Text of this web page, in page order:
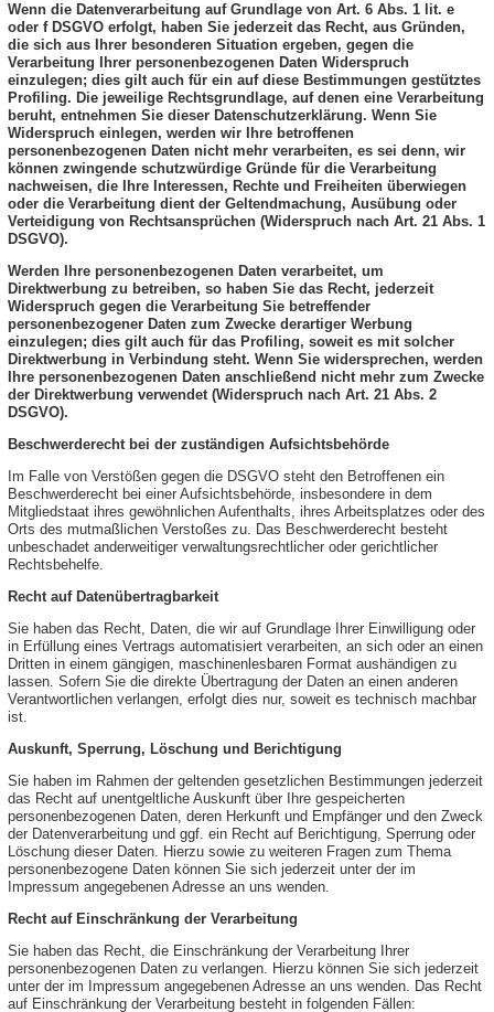
Wenn die Datenverarbeitung auf Grundlage von Art. 6 Abs. 1 lit. e
oder f DSGVO erfolgt, haben Sie jederzeit das Recht, aus Gründen,
die sich aus Ihrer besonderen Situation ergeben, gegen die
Verarbeitung Ihrer personenbezogenen Daten Widerspruch
einzulegen; dies gilt auch für ein auf diese Bestimmungen gestütztes
Profiling. Die jeweilige Rechtsgrundlage, auf denen eine Verarbeitung
beruht, entnehmen Sie dieser Datenschutzerklärung. Wenn Sie
Widerspruch einlegen, werden wir Ihre betroffenen
personenbezogenen Daten nicht mehr verarbeiten, es sei denn, wir
können zwingende schutzwürdige Gründe für die Verarbeitung
nachweisen, die Ihre Interessen, Rechte und Freiheiten überwiegen
oder die Verarbeitung dient der Geltendmachung, Ausübung oder
Verteidigung von Rechtsansprüchen (Widerspruch nach Art. 21 Abs. 1
DSGVO).
Werden Ihre personenbezogenen Daten verarbeitet, um
Direktwerbung zu betreiben, so haben Sie das Recht, jederzeit
Widerspruch gegen die Verarbeitung Sie betreffender
personenbezogener Daten zum Zwecke derartiger Werbung
einzulegen; dies gilt auch für das Profiling, soweit es mit solcher
Direktwerbung in Verbindung steht. Wenn Sie widersprechen, werden
Ihre personenbezogenen Daten anschließend nicht mehr zum Zwecke
der Direktwerbung verwendet (Widerspruch nach Art. 21 Abs. 2
DSGVO).
Beschwerderecht bei der zuständigen Aufsichtsbehörde
Im Falle von Verstößen gegen die DSGVO steht den Betroffenen ein
Beschwerderecht bei einer Aufsichtsbehörde, insbesondere in dem
Mitgliedstaat ihres gewöhnlichen Aufenthalts, ihres Arbeitsplatzes oder des
Orts des mutmaßlichen Verstoßes zu. Das Beschwerderecht besteht
unbeschadet anderweitiger verwaltungsrechtlicher oder gerichtlicher
Rechtsbehelfe.
Recht auf Datenübertragbarkeit
Sie haben das Recht, Daten, die wir auf Grundlage Ihrer Einwilligung oder
in Erfüllung eines Vertrags automatisiert verarbeiten, an sich oder an einen
Dritten in einem gängigen, maschinenlesbaren Format aushändigen zu
lassen. Sofern Sie die direkte Übertragung der Daten an einen anderen
Verantwortlichen verlangen, erfolgt dies nur, soweit es technisch machbar
ist.
Auskunft, Sperrung, Löschung und Berichtigung
Sie haben im Rahmen der geltenden gesetzlichen Bestimmungen jederzeit
das Recht auf unentgeltliche Auskunft über Ihre gespeicherten
personenbezogenen Daten, deren Herkunft und Empfänger und den Zweck
der Datenverarbeitung und ggf. ein Recht auf Berichtigung, Sperrung oder
Löschung dieser Daten. Hierzu sowie zu weiteren Fragen zum Thema
personenbezogene Daten können Sie sich jederzeit unter der im
Impressum angegebenen Adresse an uns wenden.
Recht auf Einschränkung der Verarbeitung
Sie haben das Recht, die Einschränkung der Verarbeitung Ihrer
personenbezogenen Daten zu verlangen. Hierzu können Sie sich jederzeit
unter der im Impressum angegebenen Adresse an uns wenden. Das Recht
auf Einschränkung der Verarbeitung besteht in folgenden Fällen: